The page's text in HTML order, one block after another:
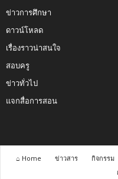
ข่าวการศึกษา
ดาวน์โหลด
เรื่องราวน่าสนใจ
สอบครู
ข่าวทั่วไป
แจกสื่อการสอน
⌂ Home ข่าวสาร กิจกรรม